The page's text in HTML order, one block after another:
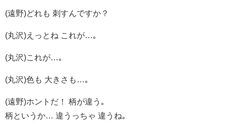
(遠野)どれも 刺すんですか？
(丸沢)えっとね これが…｡
(丸沢)これが…｡
(丸沢)色も 大きさも…｡
(遠野)ホントだ！ 柄が違う｡
柄というか… 違うっちゃ 違うね｡